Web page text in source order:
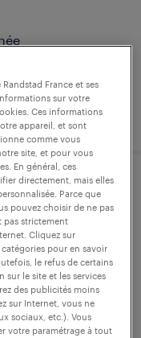
France et ses
sur votre
Ces informations
appareil, et sont
comme vous
site, et pour vous
En général, ces
directement, mais elles
Parce que
pouvez choisir de ne pas
pas strictement
Cliquez sur
pour en savoir
le refus de certains
sur le site et les services
des publicités moins
sur Internet, vous ne
sociaux, etc.). Vous
votre paramétrage à tout